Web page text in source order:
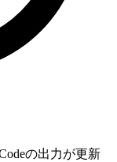
の出力が更新